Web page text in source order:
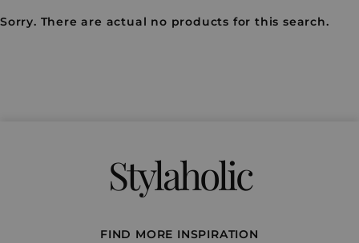
Sorry. There are actual no products for this search.
Stylaholic
FIND MORE INSPIRATION